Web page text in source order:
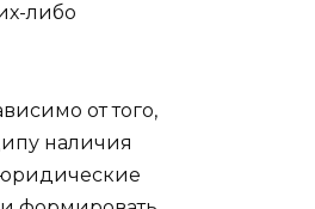
либо
от того,
наличия
юридические